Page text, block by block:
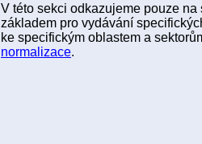
V této sekci odkazujeme pouze
základem pro vydávání
ke specifickým oblastem a
normalizace.